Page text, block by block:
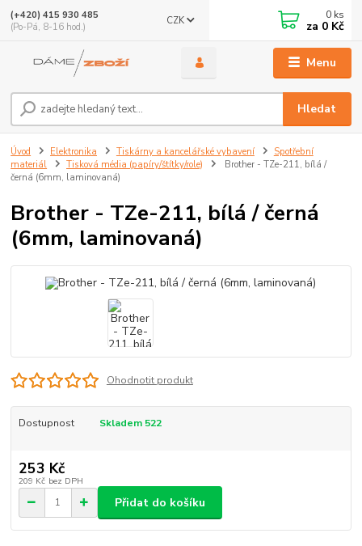
Menu
CZK
Hledat
(+420) 415 930 485
(Po-Pá, 8-16 hod.)
0 ks
za 0 Kč
Úvod Elektronika Tiskárny a kancelářské vybavení
Spotřební
materiál
Tisková média (papíry/štítky/role)
Brother - TZe-211, bílá /
černá (6mm, laminovaná)
Brother - TZe-211, bílá / černá
(6mm, laminovaná)
Ohodnotit produkt
Dostupnost Skladem 522
253 Kč
209 Kč bez DPH
Přidat do košíku